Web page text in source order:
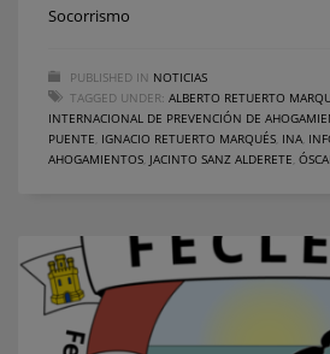
Socorrismo
PUBLISHED IN NOTICIAS
TAGGED UNDER: ALBERTO RETUERTO
INTERNACIONAL DE PREVENCIÓN DE
PUENTE IGNACIO RETUERTO MARQUÉS INA
AHOGAMIENTOS JACINTO SANZ ALDERETE